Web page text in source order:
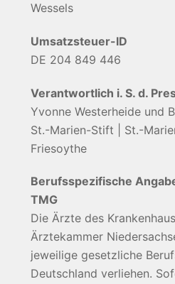
Wessels
Umsatzsteuer-ID
DE 204 849 446
Verantwortlich i. S. d.
Yvonne Westerheide und
St.-Marien-Stift | St.-
Friesoythe
Berufsspezifische
TMG
Die Ärzte des
Ärztekammer
jeweilige gesetzliche
Deutschland verliehen.